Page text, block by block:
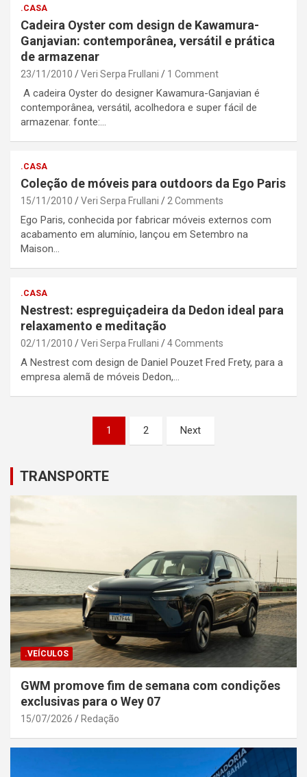
.CASA
Cadeira Oyster com design de Kawamura-
Ganjavian: contemporânea, versátil e prática
de armazenar
23/11/2010 Veri Serpa Frullani 1 Comment
A cadeira Oyster do designer Kawamura-Ganjavian é
contemporânea, versátil, acolhedora e super fácil de
armazenar. fonte:…
.CASA
Coleção de móveis para outdoors da Ego Paris
15/11/2010 Veri Serpa Frullani 2 Comments
Ego Paris, conhecida por fabricar móveis externos com
acabamento em alumínio, lançou em Setembro na
Maison…
.CASA
Nestrest: espreguiçadeira da Dedon ideal para
relaxamento e meditação
02/11/2010 Veri Serpa Frullani 4 Comments
A Nestrest com design de Daniel Pouzet Fred Frety, para a
empresa alemã de móveis Dedon,…
1 2 Next
TRANSPORTE
.VEÍCULOS
GWM promove fim de semana com condições
exclusivas para o Wey 07
15/07/2026 Redação